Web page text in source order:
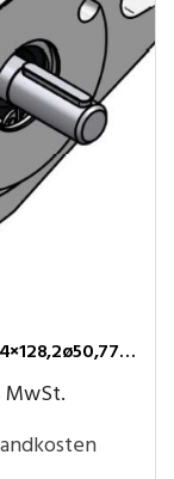
Parker Zahnradpumpe Bg3 Flansch 98,4×128,2ø50,77 Kegel1:8 44,0cm³/U. 220bar rechtsl. Anschlüsse LK51-LK40
MwSt.